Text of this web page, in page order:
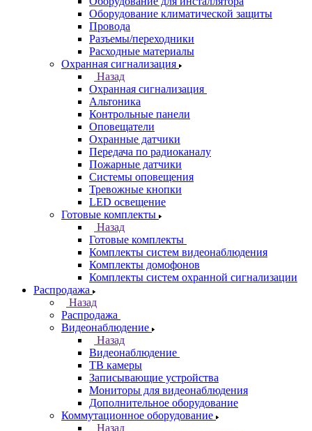
Оборудование климатической защиты
Провода
Разъемы/переходники
Расходные материалы
Охранная сигнализация
Назад
Охранная сигнализация
Альтоника
Контрольные панели
Оповещатели
Охранные датчики
Передача по радиоканалу
Пожарные датчики
Системы оповещения
Тревожные кнопки
LED освещение
Готовые комплекты
Назад
Готовые комплекты
Комплекты систем видеонаблюдения
Комплекты домофонов
Комплекты систем охранной сигнализации
Распродажа
Назад
Распродажа
Видеонаблюдение
Назад
Видеонаблюдение
ТВ камеры
Записывающие устройства
Мониторы для видеонаблюдения
Дополнительное оборудование
Коммутационное оборудование
Назад